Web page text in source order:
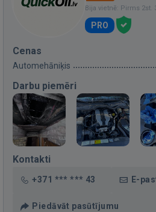
Bija vietnē: Pirms 2st.
PRO
Cenas
Automehāniķis
Darbu piemēri
Kontakti
+371 *** *** 43 E-
Piedāvāt pasūtījumu